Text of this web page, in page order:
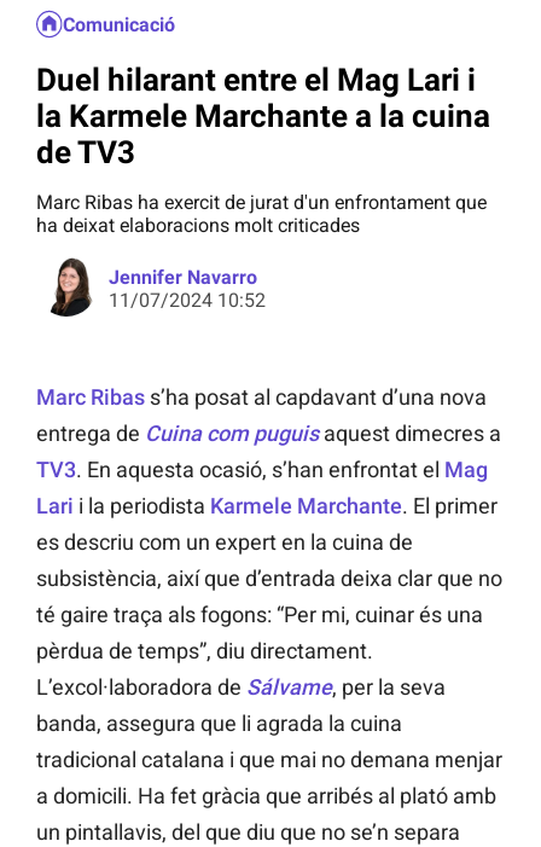
Comunicació
Duel hilarant entre el Mag Lari i
la Karmele Marchante a la cuina
de TV3
Marc Ribas ha exercit de jurat d'un enfrontament que
ha deixat elaboracions molt criticades
Jennifer Navarro
11/07/2024 10:52
Marc Ribas s’ha posat al capdavant d’una nova
entrega de Cuina com puguisaquest dimecres a
TV3. En aquesta ocasió, s’han enfrontat el Mag
Lari i la periodista Karmele Marchante. El primer
es descriu com un expert en la cuina de
subsistència, així que d’entrada deixa clar que no
té gaire traça als fogons: “Per mi, cuinar és una
pèrdua de temps”, diu directament.
L’excol·laboradora de Sálvame, per la seva
banda, assegura que li agrada la cuina
tradicional catalana i que mai no demana menjar
a domicili. Ha fet gràcia que arribés al plató amb
un pintallavis, del que diu que no se’n separa